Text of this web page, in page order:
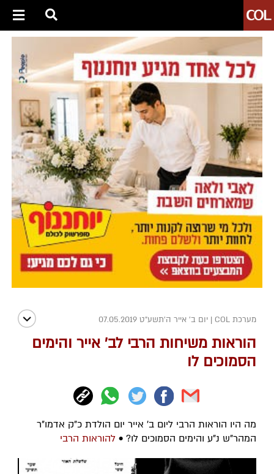
מערכת COL | יום ב' אייר ה׳תשע״ט 07.05.2019
הוראות משיחות הרבי לב' אייר והימים
הסמוכים לו
מה היו הוראות הרבי ליום ב' אייר יום הולדת כ"ק אדמו"ר
המהר"ש נ"ע והימים הסמוכים לו? • להוראות הרבי